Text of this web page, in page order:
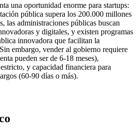
una oportunidad enorme para startups:
pública supera los 200.000 millones
las administraciones públicas buscan
y digitales, y existen programas
innovadora que facilitan la
embargo, vender al gobierno requiere
pueden ser de 6-18 meses),
y capacidad financiera para
(60-90 días o más).